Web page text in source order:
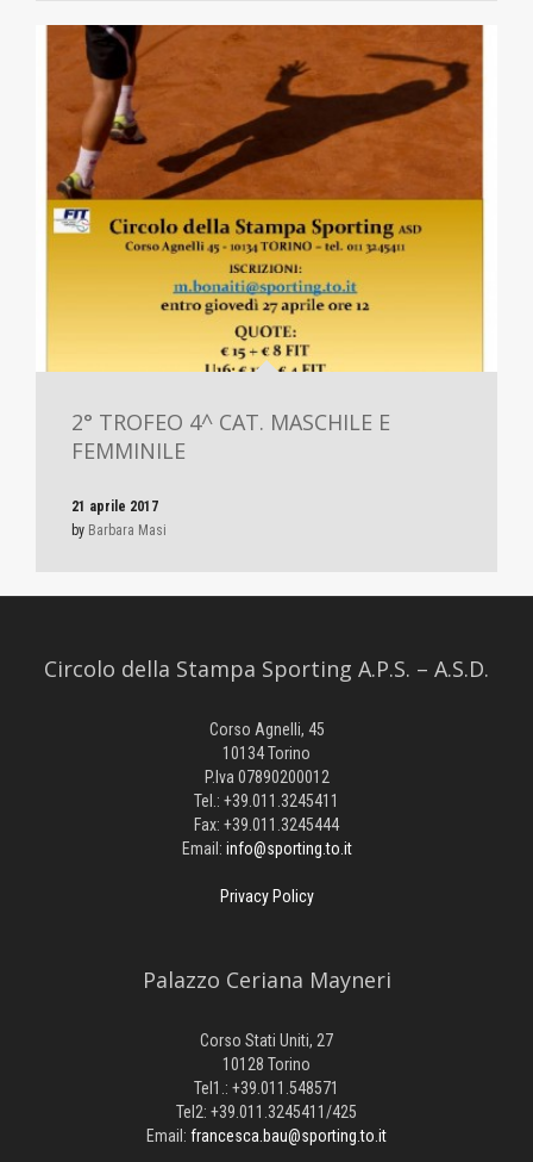
2° TROFEO 4^ CAT. MASCHILE E
FEMMINILE
21 aprile 2017
by Barbara Masi
Circolo della Stampa Sporting A.P.S. – A.S.D.
Corso Agnelli, 45
10134 Torino
P.Iva 07890200012
Tel.: +39.011.3245411
Fax: +39.011.3245444
Email: info@sporting.to.it
Privacy Policy
Palazzo Ceriana Mayneri
Corso Stati Uniti, 27
10128 Torino
Tel1.: +39.011.548571
Tel2: +39.011.3245411/425
Email: francesca.bau@sporting.to.it